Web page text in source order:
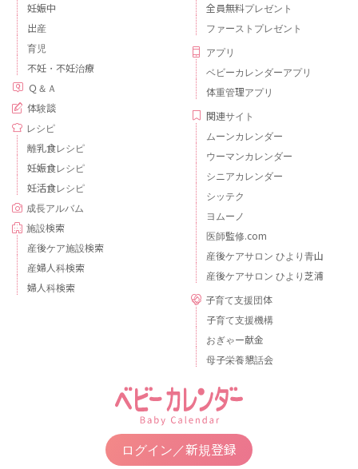
妊娠中
出産
育児
不妊・不妊治療
Ｑ＆Ａ
体験談
レシピ
離乳食レシピ
妊娠食レシピ
妊活食レシピ
成長アルバム
施設検索
産後ケア施設検索
産婦人科検索
婦人科検索
全員無料プレゼント
ファーストプレゼント
アプリ
ベビーカレンダーアプリ
体重管理アプリ
関連サイト
ムーンカレンダー
ウーマンカレンダー
シニアカレンダー
シッテク
ヨムーノ
医師監修.com
産後ケアサロン ひより青山
産後ケアサロン ひより芝浦
子育て支援団体
子育て支援機構
おぎゃー献金
母子栄養懇話会
ログイン／新規登録